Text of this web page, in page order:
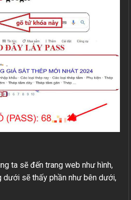
ta sẽ đến trang web như hình,
sẽ thấy phần như bên dưới,